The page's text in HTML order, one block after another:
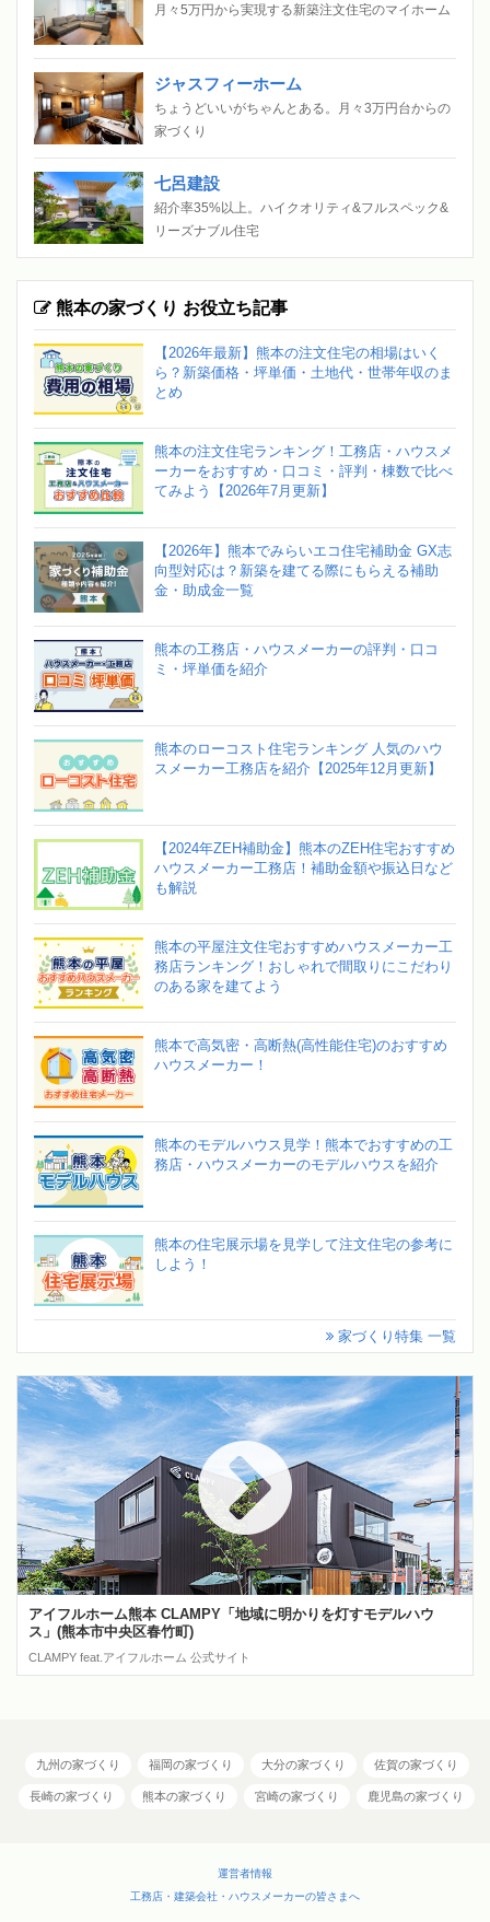
月々5万円から実現する新築注文住宅のマイホーム
ジャスフィーホーム
ちょうどいいがちゃんとある。月々3万円台からの
家づくり
七呂建設
紹介率35%以上。ハイクオリティ&フルスペック&
リーズナブル住宅
熊本の家づくり お役立ち記事
【2026年最新】熊本の注文住宅の相場はいく
ら？新築価格・坪単価・土地代・世帯年収のま
とめ
熊本の注文住宅ランキング！工務店・ハウスメ
ーカーをおすすめ・口コミ・評判・棟数で比べ
てみよう【2026年7月更新】
【2026年】熊本でみらいエコ住宅補助金 GX志
向型対応は？新築を建てる際にもらえる補助
金・助成金一覧
熊本の工務店・ハウスメーカーの評判・口コ
ミ・坪単価を紹介
熊本のローコスト住宅ランキング 人気のハウ
スメーカー工務店を紹介【2025年12月更新】
【2024年ZEH補助金】熊本のZEH住宅おすすめ
ハウスメーカー工務店！補助金額や振込日など
も解説
熊本の平屋注文住宅おすすめハウスメーカー工
務店ランキング！おしゃれで間取りにこだわり
のある家を建てよう
熊本で高気密・高断熱(高性能住宅)のおすすめ
ハウスメーカー！
熊本のモデルハウス見学！熊本でおすすめの工
務店・ハウスメーカーのモデルハウスを紹介
熊本の住宅展示場を見学して注文住宅の参考に
しよう！
家づくり特集 一覧
アイフルホーム熊本 CLAMPY「地域に明かりを灯すモデルハウ
ス」(熊本市中央区春竹町)
CLAMPY feat.アイフルホーム 公式サイト
九州の家づくり 福岡の家づくり 大分の家づくり 佐賀の家づくり
長崎の家づくり 熊本の家づくり 宮崎の家づくり 鹿児島の家づくり
運営者情報
工務店・建築会社・ハウスメーカーの皆さまへ